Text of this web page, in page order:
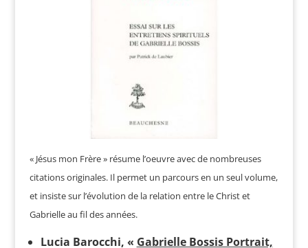
« Jésus mon Frère » résume l’oeuvre avec de nombreuses
citations originales. Il permet un parcours en un seul volume,
et insiste sur l’évolution de la relation entre le Christ et
Gabrielle au fil des années.
Lucia Barocchi, « Gabrielle Bossis Portrait,